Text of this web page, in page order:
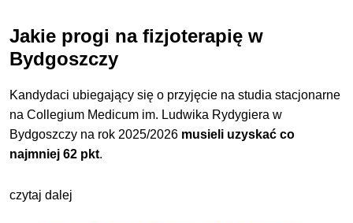
Jakie progi na fizjoterapię w
Bydgoszczy
Kandydaci ubiegający się o przyjęcie na studia stacjonarne
na Collegium Medicum im. Ludwika Rydygiera w
Bydgoszczy na rok 2025/2026 musieli uzyskać co
najmniej 62 pkt.
czytaj dalej